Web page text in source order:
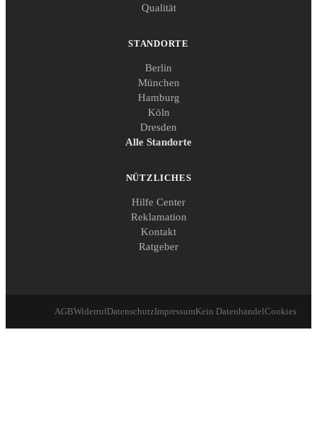
Qualität
STANDORTE
Berlin
München
Hamburg
Köln
Dresden
Alle Standorte
NÜTZLICHES
Hilfe Center
Reklamation
Kontakt
Ratgeber
AGBWiderrufDatenschutzImpressumKein DatenhandelCookies